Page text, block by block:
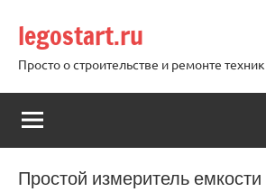
содержимому
legostart.ru
Просто о строительстве и ремонте
Простой измеритель емкости